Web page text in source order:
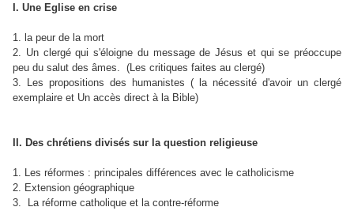
I. Une Eglise en crise
1. la peur de la mort
2. Un clergé qui s'éloigne du message de Jésus et qui se préoccupe
peu du salut des âmes. (Les critiques faites au clergé)
3. Les propositions des humanistes ( la nécessité d'avoir un clergé
exemplaire et Un accès direct à la Bible)
II. Des chrétiens divisés sur la question religieuse
1. Les réformes : principales différences avec le catholicisme
2. Extension géographique
3. La réforme catholique et la contre-réforme